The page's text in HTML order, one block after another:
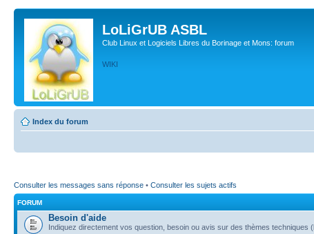
LoLiGrUB ASBL
Club Linux et Logiciels Libres du Borinage et Mons: forum
WIKI
Index du forum
Consulter les messages sans réponse • Consulter les sujets actifs
FORUM
Besoin d'aide
Indiquez directement vos question, besoin ou avis sur des thèmes techniques